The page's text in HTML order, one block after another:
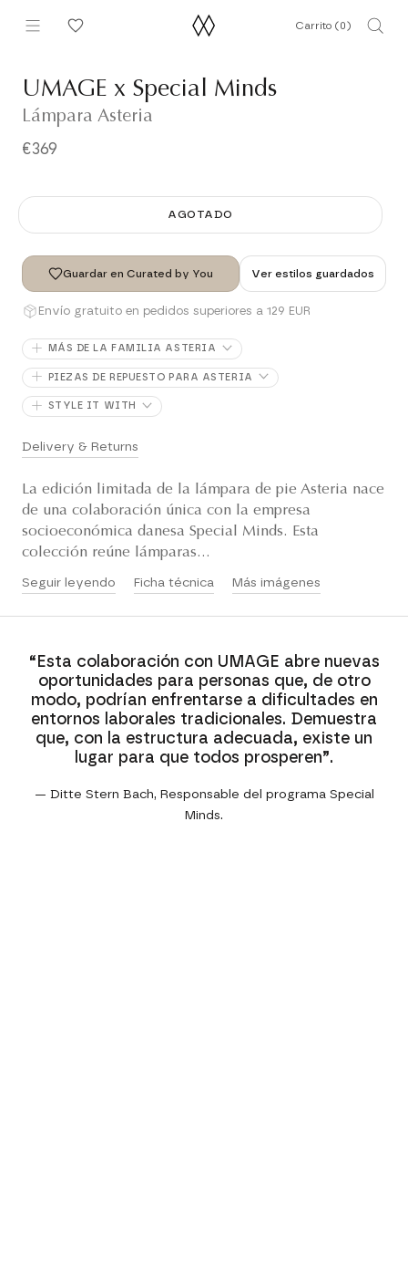
Carrito (0)
UMAGE x Special Minds
Lámpara Asteria
€369
La edición limitada de la lámpara de pie Asteria nace
de una colaboración única con la empresa
socioeconómica danesa Special Minds. Esta
colección reúne lámparas...
Seguir leyendo Ficha técnica Más imágenes
AGOTADO
Guardar en Curated by You Ver estilos guardados
Envío gratuito en pedidos superiores a 129 EUR
MÁS DE LA FAMILIA ASTERIA
PIEZAS DE REPUESTO PARA ASTERIA
STYLE IT WITH
Delivery & Returns
“Esta colaboración con UMAGE abre nuevas
oportunidades para personas que, de otro
modo, podrían enfrentarse a dificultades en
entornos laborales tradicionales. Demuestra
que, con la estructura adecuada, existe un
lugar para que todos prosperen”.
— Ditte Stern Bach, Responsable del programa Special
Minds.